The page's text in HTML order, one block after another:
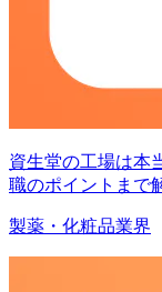
資生堂の工場は本
職のポイントまで
製薬・化粧品業界